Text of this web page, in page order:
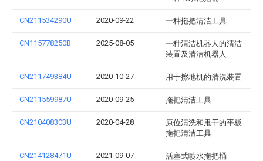
CN211534290U 2020-09-22 一种拖把清洁工具
CN115778250B 2025-08-05
一种清洁机器人的清洁
装置及清洁机器人
CN211749384U 2020-10-27 用于擦地机的清洗装置
CN211559987U 2020-09-25 拖把清洁工具
CN210408303U 2020-04-28
原位清洗和甩干的平板
拖把清洁工具
CN214128471U 2021-09-07 活塞式喷水拖把桶